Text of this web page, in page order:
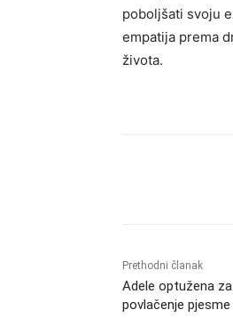
poboljšati svoju
empatija prema
života.
Prethodni članak
Adele optužena
povlačenje pjesme